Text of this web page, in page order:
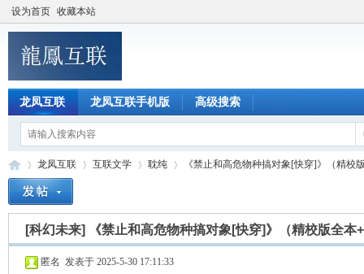
设为首页 收藏本站
龙凤互联 龙凤互联手机版 高级搜索
龙凤互联
›
互联文学
›
耽纯
›
《禁止和高危物种搞对象[快穿]》（精校
[科幻未来] 《禁止和高危物种搞对象[快穿]》（精校版全
匿名 发表于 2025-5-30 17:11:33